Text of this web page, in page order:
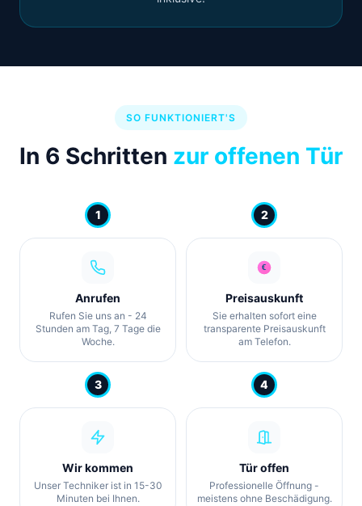
SO FUNKTIONIERT'S
In 6 Schritten zur offenen Tür
1
Anrufen
Rufen Sie uns an - 24
Stunden am Tag, 7 Tage die
Woche.
2
Preisauskunft
Sie erhalten sofort eine
transparente Preisauskunft
am Telefon.
3
Wir kommen
Unser Techniker ist in 15-30
Minuten bei Ihnen.
4
Tür offen
Professionelle Öffnung -
meistens ohne Beschädigung.